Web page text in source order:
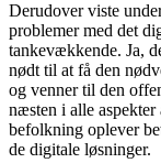
Derudover viste
problemer med det
tankevækkende. Ja,
nødt til at få den
og venner til den
næsten i alle
befolkning oplever
de digitale løsninger.